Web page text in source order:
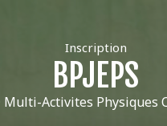
Inscription
BPJEPS
Multi-Activites Physiques